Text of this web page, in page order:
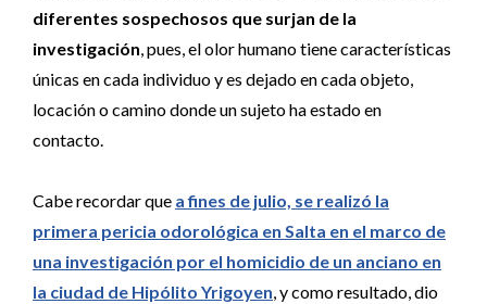
diferentes sospechosos que surjan de la
investigación, pues, el olor humano tiene características
únicas en cada individuo y es dejado en cada objeto,
locación o camino donde un sujeto ha estado en
contacto.
Cabe recordar que a fines de julio, se realizó la
primera pericia odorológica en Salta en el marco de
una investigación por el homicidio de un anciano en
la ciudad de Hipólito Yrigoyen, y como resultado, dio